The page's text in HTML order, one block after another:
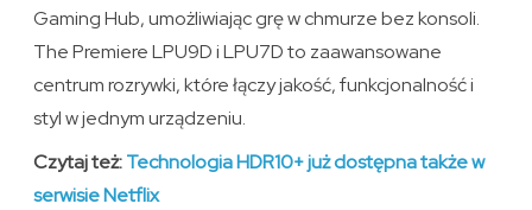
Gaming Hub, umożliwiając grę w chmurze bez konsoli.
The Premiere LPU9D i LPU7D to zaawansowane
centrum rozrywki, które łączy jakość, funkcjonalność i
styl w jednym urządzeniu.
Czytaj też:Technologia HDR10+ już dostępna także w
serwisie Netflix